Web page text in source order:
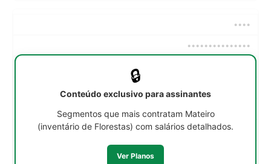
••••
•••••••••••••••
R$ •••••
🔒
Conteúdo exclusivo para assinantes
Segmentos que mais contratam Mateiro
(inventário de Florestas) com salários detalhados.
Ver Planos